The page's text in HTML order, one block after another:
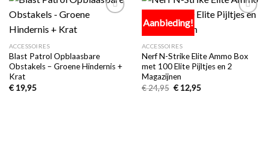
ACCESSOIRES
Blast Patrol Opblaasbare
Obstakels – Groene Hindernis +
Krat
€19,95
Aanbieding!
Toevoegen
ACCESSOIRES
Nerf N-Strike Elite Ammo Box
met 100 Elite Pijltjes en 2
Magazijnen
€24,95 €12,95